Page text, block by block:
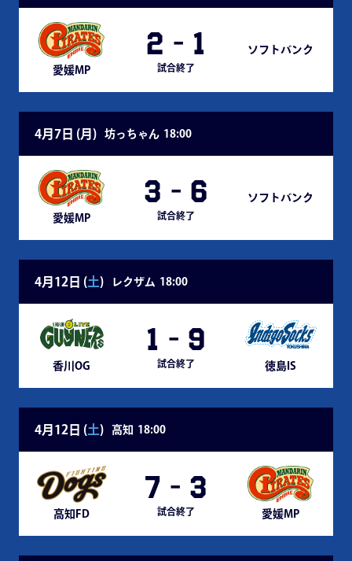
愛媛MP
2 - 1
試合終了
ソフトバンク
4月7日 (月 ) 坊っちゃん 18:00
愛媛MP
3 - 6
試合終了
ソフトバンク
4月12日 (土) レクザム 18:00
香川OG
1 - 9
試合終了 徳島IS
4月12日 (土) 高知 18:00
高知FD
7 - 3
試合終了 愛媛MP